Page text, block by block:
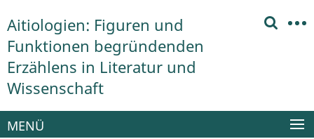
direkt
zu
Inhalt
Aitiologien: Figuren und
Funktionen begründenden
Erzählens in Literatur und
Wissenschaft
Service-
Navigation
MENÜ